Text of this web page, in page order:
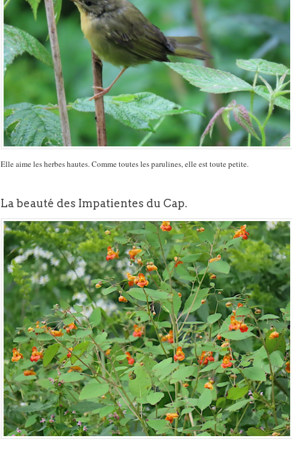
Elle aime les herbes hautes. Comme toutes les parulines, elle est toute petite.
La beauté des Impatientes du Cap.